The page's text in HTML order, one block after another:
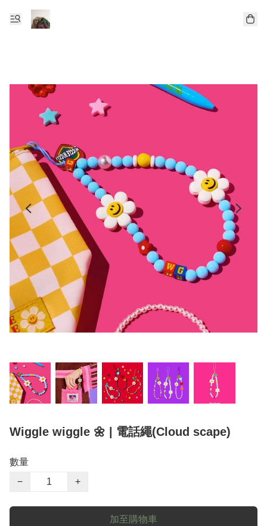
Wiggle wiggle 🌼 | 電話繩(Cloud scape)
數量
−
+
加至購物車